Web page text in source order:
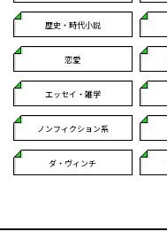
歴史・時代小説
恋愛
エッセイ・雑学
ノンフィクション系
ダ・ヴィンチ